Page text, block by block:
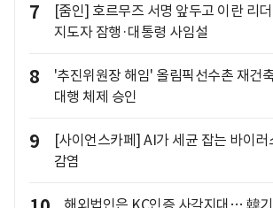
7
[줌인] 호르무즈 서명 앞두고 이란 리
지도자 잠행·대통령 사임설
8
'추진위원장 해임' 올림픽선수촌 재건
대행 체제 승인
9
[사이언스카페] AI가 세균 잡는 바이러
감염